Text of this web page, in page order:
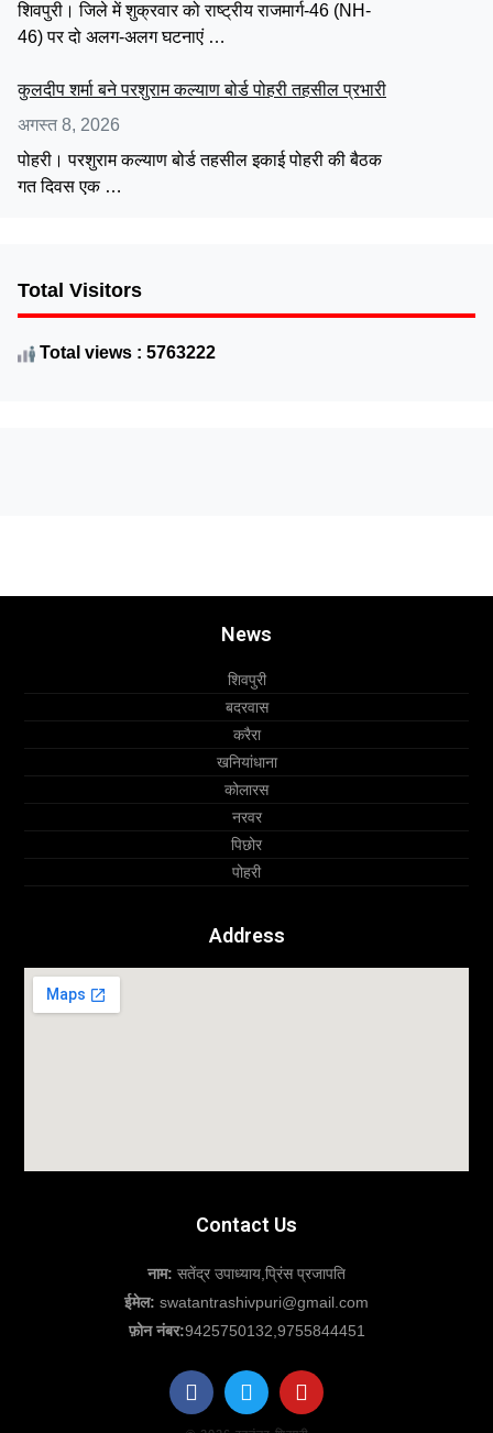
शिवपुरी। जिले में शुक्रवार को राष्ट्रीय राजमार्ग-46 (NH-
46) पर दो अलग-अलग घटनाएं …
कुलदीप शर्मा बने परशुराम कल्याण बोर्ड पोहरी तहसील प्रभारी
अगस्त 8, 2026
पोहरी। परशुराम कल्याण बोर्ड तहसील इकाई पोहरी की बैठक
गत दिवस एक …
Total Visitors
Total views : 5763222
News
शिवपुरी
बदरवास
करैरा
खनियांधाना
कोलारस
नरवर
पिछोर
पोहरी
Address
Contact Us
नाम: सतेंद्र उपाध्याय,प्रिंस प्रजापति
ईमेल: swatantrashivpuri@gmail.com
फ़ोन नंबर:9425750132,9755844451